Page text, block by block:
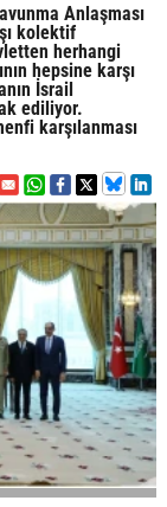
Anlaşması
kolektif
herhangi
hepsine karşı
İsrail
ediliyor.
karşılanması